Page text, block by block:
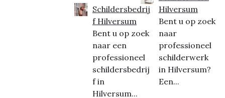
Schildersbedrij
f Hilversum
Bent u op zoek
naar een
professioneel
schildersbedrij
f in
Hilversum...
Hilversum
Bent u op zoek
naar
professioneel
schilderwerk
in Hilversum?
Een...